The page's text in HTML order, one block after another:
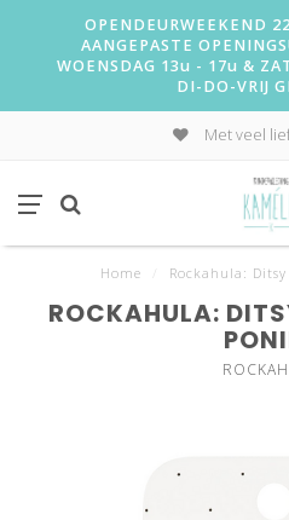
OPENDEURWEEKEND
AANGEPASTE
WOENSDAG 13u - 17u &
DI-DO-VRIJ
Met veel
Home Rockahula:
ROCKAHULA: